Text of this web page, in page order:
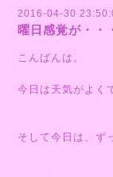
2016-04-30
曜日感覚が・・
こんばんは。
今日は天気がよく
そして今日は、ず